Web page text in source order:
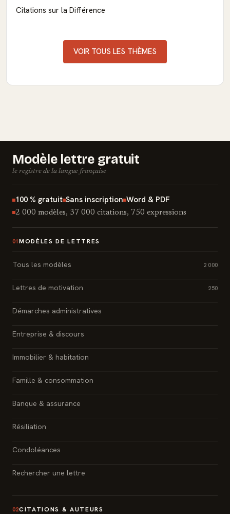
Citations sur la Différence
VOIR TOUS LES THÈMES
Modèle lettre gratuit
le registre de la langue française
100 % gratuit Sans inscription Word & PDF
2 000 modèles, 37 000 citations, 750 expressions
01 MODÈLES DE LETTRES
Tous les modèles 2 000
Lettres de motivation 250
Démarches administratives
Entreprise & discours
Immobilier & habitation
Famille & consommation
Banque & assurance
Résiliation
Condoléances
Rechercher une lettre
02CITATIONS & AUTEURS